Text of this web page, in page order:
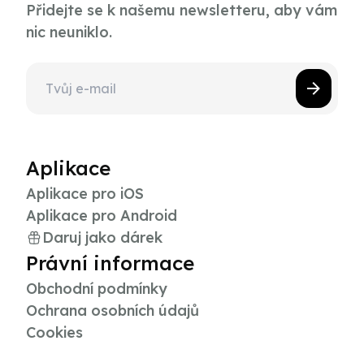
Přidejte se k našemu newsletteru, aby vám
nic neuniklo.
Aplikace
Aplikace pro iOS
Aplikace pro Android
Daruj jako dárek
Právní informace
Obchodní podmínky
Ochrana osobních údajů
Cookies